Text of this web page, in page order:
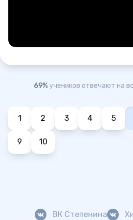
69%учеников отвечают на
1 2 3 4 5
9 10
ВК Степенина